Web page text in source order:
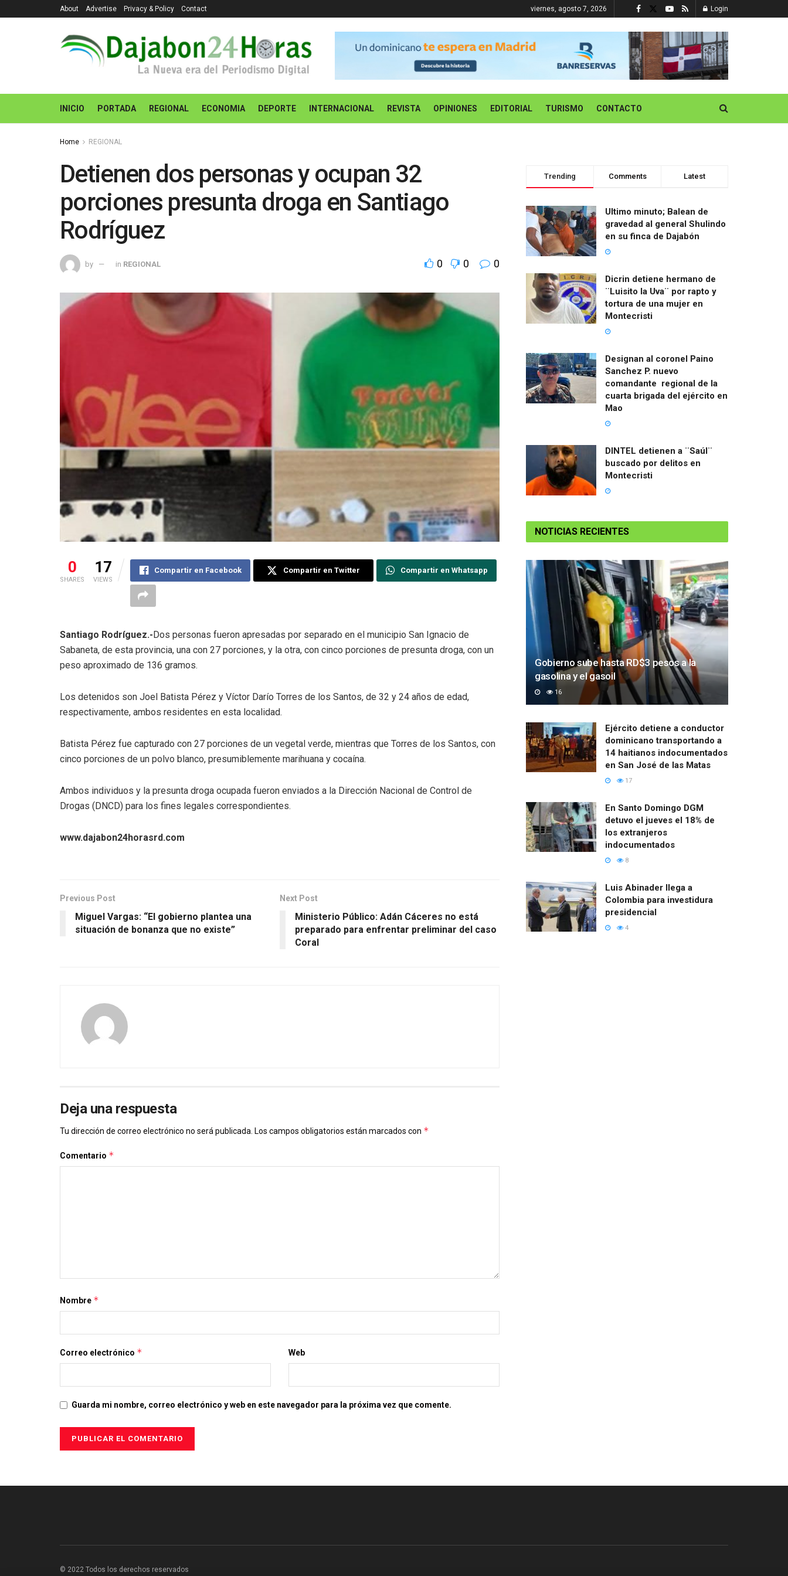
About Advertise Privacy & Policy Contact viernes, agosto 7, 2026 Login
INICIO PORTADA REGIONAL ECONOMIA DEPORTE INTERNACIONAL REVISTA OPINIONES EDITORIAL TURISMO CONTACTO
Home REGIONAL
Detienen dos personas y ocupan 32
porciones presunta droga en Santiago
Rodríguez
by in REGIONAL 0 0 0
0
SHARES
17
VIEWS
Compartir en Facebook Compartir en Twitter Compartir en Whatsapp
Santiago Rodríguez.-Dos personas fueron apresadas por separado en el municipio San Ignacio de
Sabaneta, de esta provincia, una con 27 porciones, y la otra, con cinco porciones de presunta droga, con un
peso aproximado de 136 gramos.
Los detenidos son Joel Batista Pérez y Víctor Darío Torres de los Santos, de 32 y 24 años de edad,
respectivamente, ambos residentes en esta localidad.
Batista Pérez fue capturado con 27 porciones de un vegetal verde, mientras que Torres de los Santos, con
cinco porciones de un polvo blanco, presumiblemente marihuana y cocaína.
Ambos individuos y la presunta droga ocupada fueron enviados a la Dirección Nacional de Control de
Drogas (DNCD) para los fines legales correspondientes.
www.dajabon24horasrd.com
Previous Post
Miguel Vargas: “El gobierno plantea una
situación de bonanza que no existe”
Next Post
Ministerio Público: Adán Cáceres no está
preparado para enfrentar preliminar del caso
Coral
Deja una respuesta
Tu dirección de correo electrónico no será publicada. Los campos obligatorios están marcados con *
Comentario *
Nombre *
Correo electrónico * Web
Guarda mi nombre, correo electrónico y web en este navegador para la próxima vez que comente.
Trending Comments Latest
Ultimo minuto; Balean de
gravedad al general Shulindo
en su finca de Dajabón
Dicrin detiene hermano de
¨Luisito la Uva¨ por rapto y
tortura de una mujer en
Montecristi
Designan al coronel Paino
Sanchez P. nuevo
comandante regional de la
cuarta brigada del ejército en
Mao
DINTEL detienen a ¨Saúl¨
buscado por delitos en
Montecristi
NOTICIAS RECIENTES
Gobierno sube hasta RD$3 pesos a la
gasolina y el gasoil
16
Ejército detiene a conductor
dominicano transportando a
14 haitianos indocumentados
en San José de las Matas
17
En Santo Domingo DGM
detuvo el jueves el 18% de
los extranjeros
indocumentados
8
Luis Abinader llega a
Colombia para investidura
presidencial
4
© 2022 Todos los derechos reservados